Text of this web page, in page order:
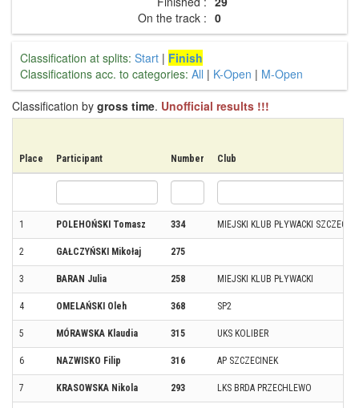
On the track : 0
Classification at splits: Start | Finish
Classifications acc. to categories: All | K-Open | M-Open
Classification by gross time. Unofficial results !!!
Place Participant Number Club
1 POLEHOŃSKI Tomasz 334 MIEJSKI KLUB PŁYWACKI
2 GAŁCZYŃSKI Mikołaj 275
3 BARAN Julia 258 MIEJSKI KLUB PŁYWACKI
4 OMELAŃSKI Oleh 368 SP2
5 MÓRAWSKA Klaudia 315 UKS KOLIBER
6 NAZWISKO Filip 316 AP SZCZECINEK
7 KRASOWSKA Nikola 293 LKS BRDA PRZECHLEWO